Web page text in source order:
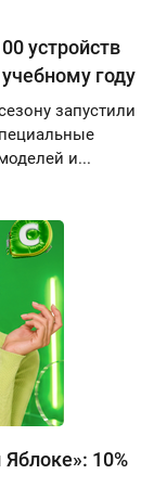
устройств
году
запустили
и...
10%